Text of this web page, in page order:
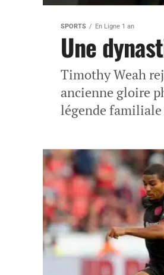
SPORTS En Ligne 1 an
Une
Timothy Weah
ancienne gloire
légende familiale